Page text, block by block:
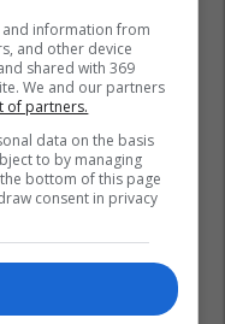
information from
and other device
shared with 369
We and our partners
of partners.
data on the basis
to by managing
bottom of this page
consent in privacy